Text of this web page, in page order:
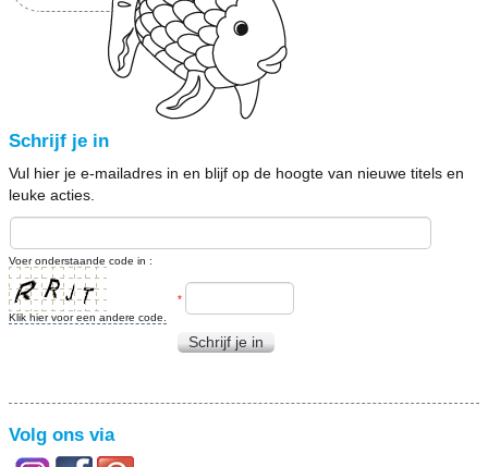
Schrijf je in
Vul hier je e-mailadres in en blijf op de hoogte van nieuwe titels en
leuke acties.
Voer onderstaande code in :
Klik hier voor een andere code.
*
Schrijf je in
Volg ons via